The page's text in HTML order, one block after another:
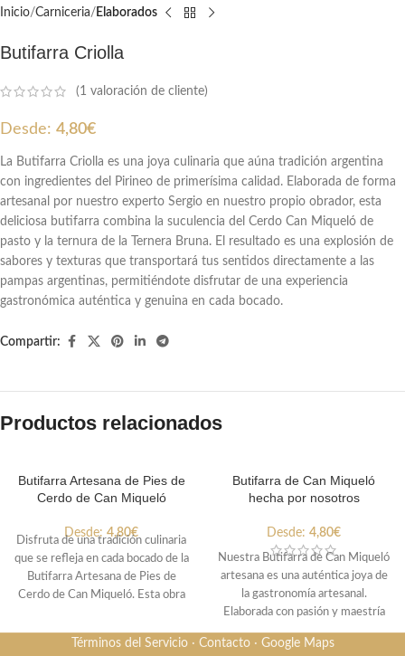
Inicio Carniceria Elaborados
Butifarra Criolla
(1 valoración de cliente)
Desde: 4,80€
La Butifarra Criolla es una joya culinaria que aúna tradición argentina
con ingredientes del Pirineo de primerísima calidad. Elaborada de forma
artesanal por nuestro experto Sergio en nuestro propio obrador, esta
deliciosa butifarra combina la suculencia del Cerdo Can Miqueló de
pasto y la ternura de la Ternera Bruna. El resultado es una explosión de
sabores y texturas que transportará tus sentidos directamente a las
pampas argentinas, permitiéndote disfrutar de una experiencia
gastronómica auténtica y genuina en cada bocado.
Compartir:
Productos relacionados
Butifarra Artesana de Pies de
Cerdo de Can Miqueló
Desde: 4,80€
Disfruta de una tradición culinaria
que se refleja en cada bocado de la
Butifarra Artesana de Pies de
Cerdo de Can Miqueló. Esta obra
resultado de la dedicación y
habilidad de nuestro experto
Butifarra de Can Miqueló
hecha por nosotros
Desde: 4,80€
Nuestra Butifarra de Can Miqueló
artesana es una auténtica joya de
la gastronomía artesanal.
Elaborada con pasión y maestría
por nuestro experto, Sergio, esta
butifarra encapsula la esencia de la
Términos del Servicio· Contacto· Google Maps